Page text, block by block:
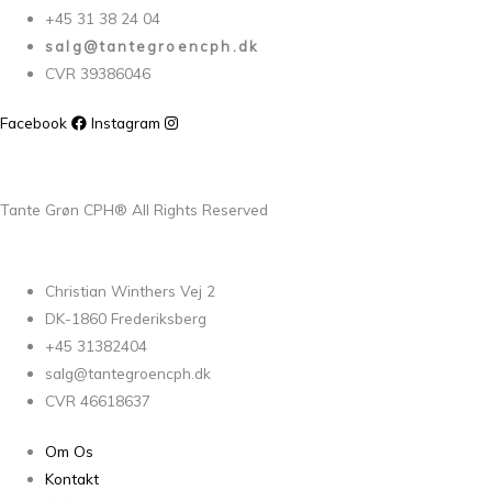
+45 31 38 24 04
salg@tantegroencph.dk
CVR 39386046
Facebook Instagram
Tante Grøn CPH® All Rights Reserved
Christian Winthers Vej 2
DK-1860 Frederiksberg
+45 31382404
salg@tantegroencph.dk
CVR 46618637
Om Os
Kontakt